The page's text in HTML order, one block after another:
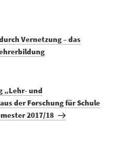
Vernetzung – das
„Lehr- und
der Forschung für Schule
2017/18